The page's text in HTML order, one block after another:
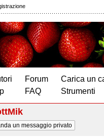
Forum
FAQ
Carica un
Strumenti
un messaggio privato